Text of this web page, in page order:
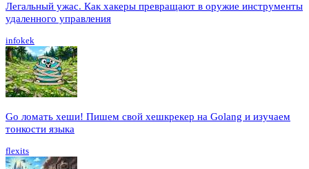
Легальный ужас. Как хакеры превращают в оружие инструменты
удаленного управления
infokek
Go ломать хеши! Пишем свой хешкрекер на Golang и изучаем
тонкости языка
flexits